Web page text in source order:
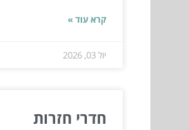
קרא עוד »
יול 03, 2026
חדרי חזרות